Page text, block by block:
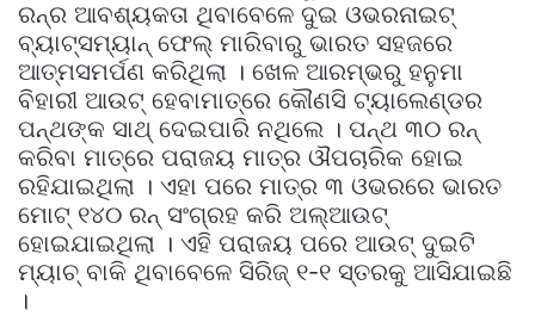
ରନ୍‌ର ଆବଶ୍ୟକତା ଥିବାବେଳେ ଦୁଇ ଓଭରନାଇଟ୍‌
ବ୍ୟାଟ୍ସମ୍ୟାନ୍‌ ଫେଲ୍‌ ମାରିବାରୁ ଭାରତ ସହଜରେ
ଆତ୍ମସମର୍ପଣ କରିଥିଲା । ଖେଳ ଆରମ୍ଭରୁ ହନୁମା
ବିହାରୀ ଆଉଟ୍‌ ହେବାମାତ୍ରେ କୌଣସି ଟ୍ୟାଲେଣ୍ଡର
ପନ୍ଥଙ୍କ ସାଥ୍‌ ଦେଇପାରି ନଥିଲେ । ପନ୍ଥ ୩୦ ରନ୍‌
କରିବା ମାତ୍ରେ ପରାଜୟ ମାତ୍ର ଔପଚାରିକ ହୋଇ
ରହିଯାଇଥିଲା । ଏହା ପରେ ମାତ୍ର ୩ ଓଭରରେ ଭାରତ
ମୋଟ୍‌ ୧୪୦ ରନ୍‌ ସଂଗ୍ରହ କରି ଅଲ୍‌ଆଉଟ୍‌
ହୋଇଯାଇଥିଲା । ଏହି ପରାଜୟ ପରେ ଆଉଟ୍‌ ଦୁଇଟି
ମ୍ୟାଚ୍‌ ବାକି ଥିବାବେଳେ ସିରିଜ୍‌ ୧-୧ ସ୍ତରକୁ ଆସିଯାଇଛି
।